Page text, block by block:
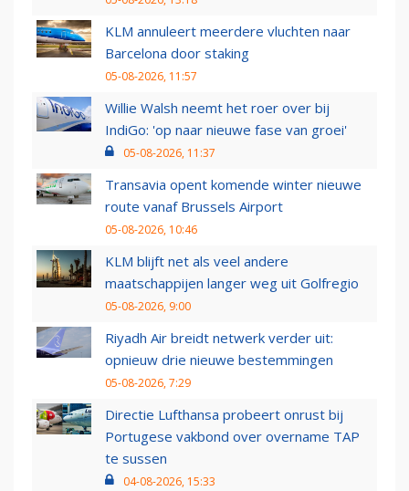
KLM annuleert meerdere vluchten naar
Barcelona door staking
05-08-2026, 11:57
Willie Walsh neemt het roer over bij
IndiGo: 'op naar nieuwe fase van groei'
05-08-2026, 11:37
Transavia opent komende winter nieuwe
route vanaf Brussels Airport
05-08-2026, 10:46
KLM blijft net als veel andere
maatschappijen langer weg uit Golfregio
05-08-2026, 9:00
Riyadh Air breidt netwerk verder uit:
opnieuw drie nieuwe bestemmingen
05-08-2026, 7:29
Directie Lufthansa probeert onrust bij
Portugese vakbond over overname TAP
te sussen
04-08-2026, 15:33